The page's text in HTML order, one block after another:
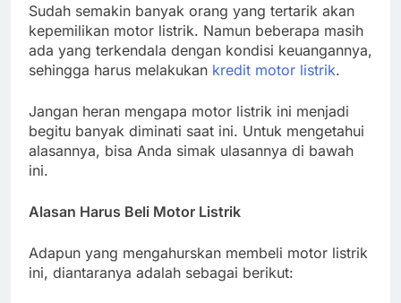
Sudah semakin banyak orang yang tertarik akan
kepemilikan motor listrik. Namun beberapa masih
ada yang terkendala dengan kondisi keuangannya,
sehingga harus melakukan kredit motor listrik.
Jangan heran mengapa motor listrik ini menjadi
begitu banyak diminati saat ini. Untuk mengetahui
alasannya, bisa Anda simak ulasannya di bawah
ini.
Alasan Harus Beli Motor Listrik
Adapun yang mengahurskan membeli motor listrik
ini, diantaranya adalah sebagai berikut: